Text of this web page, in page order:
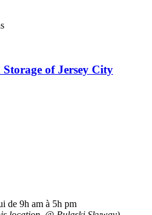
of Jersey City
de 9h am à 5h pm